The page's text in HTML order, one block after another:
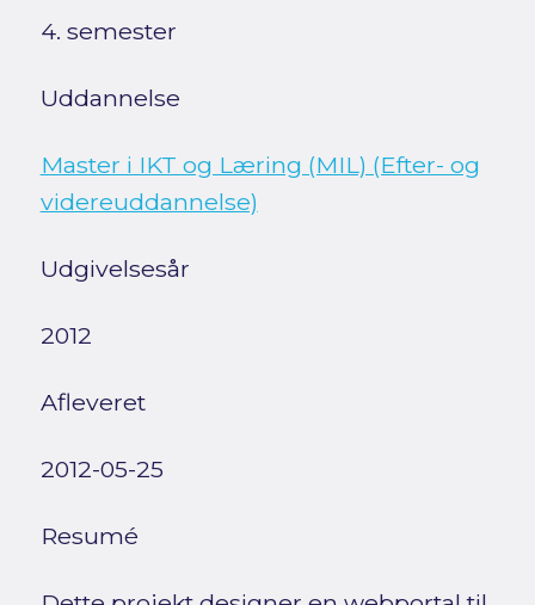
4. semester
Uddannelse
Master i IKT og Læring (MIL) (Efter- og
videreuddannelse)
Udgivelsesår
2012
Afleveret
2012-05-25
Resumé